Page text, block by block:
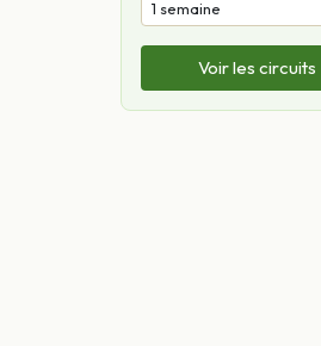
Voir les